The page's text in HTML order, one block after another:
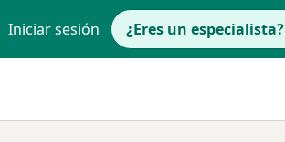
Iniciar sesión ¿Eres un especialista?